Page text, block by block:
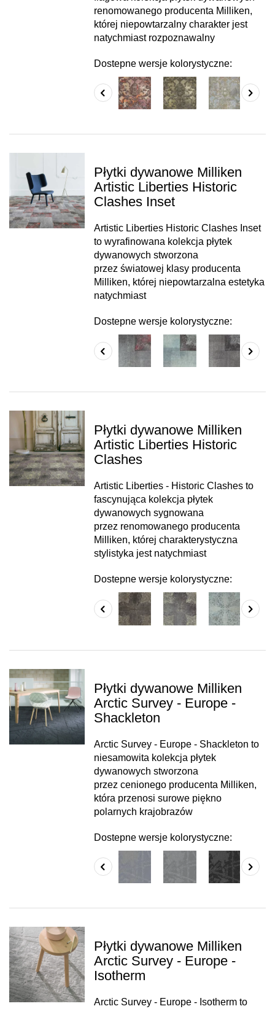
renomowanego producenta Milliken,
której niepowtarzalny charakter jest
natychmiast rozpoznawalny
Dostepne wersje kolorystyczne:
Płytki dywanowe Milliken
Artistic Liberties Historic
Clashes Inset
Artistic Liberties Historic Clashes Inset
to wyrafinowana kolekcja płytek
dywanowych stworzona
przez światowej klasy producenta
Milliken, której niepowtarzalna estetyka
natychmiast
Dostepne wersje kolorystyczne:
Płytki dywanowe Milliken
Artistic Liberties Historic
Clashes
Artistic Liberties - Historic Clashes to
fascynująca kolekcja płytek
dywanowych sygnowana
przez renomowanego producenta
Milliken, której charakterystyczna
stylistyka jest natychmiast
Dostepne wersje kolorystyczne:
Płytki dywanowe Milliken
Arctic Survey - Europe -
Shackleton
Arctic Survey - Europe - Shackleton to
niesamowita kolekcja płytek
dywanowych stworzona
przez cenionego producenta Milliken,
która przenosi surowe piękno
polarnych krajobrazów
Dostepne wersje kolorystyczne:
Płytki dywanowe Milliken
Arctic Survey - Europe -
Isotherm
Arctic Survey - Europe - Isotherm to